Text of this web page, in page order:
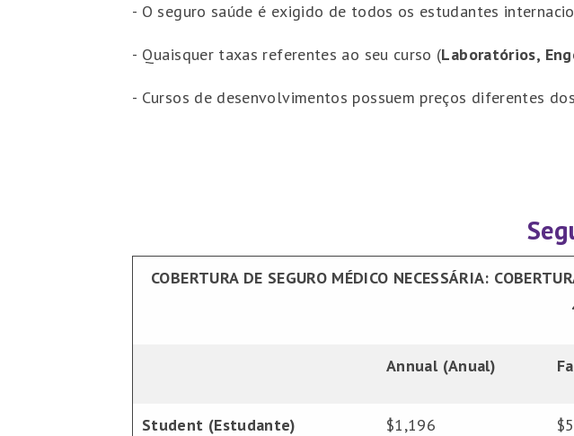
- O seguro saúde é exigido de todos os estudantes
- Quaisquer taxas referentes ao seu curso (Laboratórios,
- Cursos de desenvolvimentos possuem preços diferentes
COBERTURA DE SEGURO MÉDICO NECESSÁRIA:
Annual (Anual)
Student (Estudante) $1,196